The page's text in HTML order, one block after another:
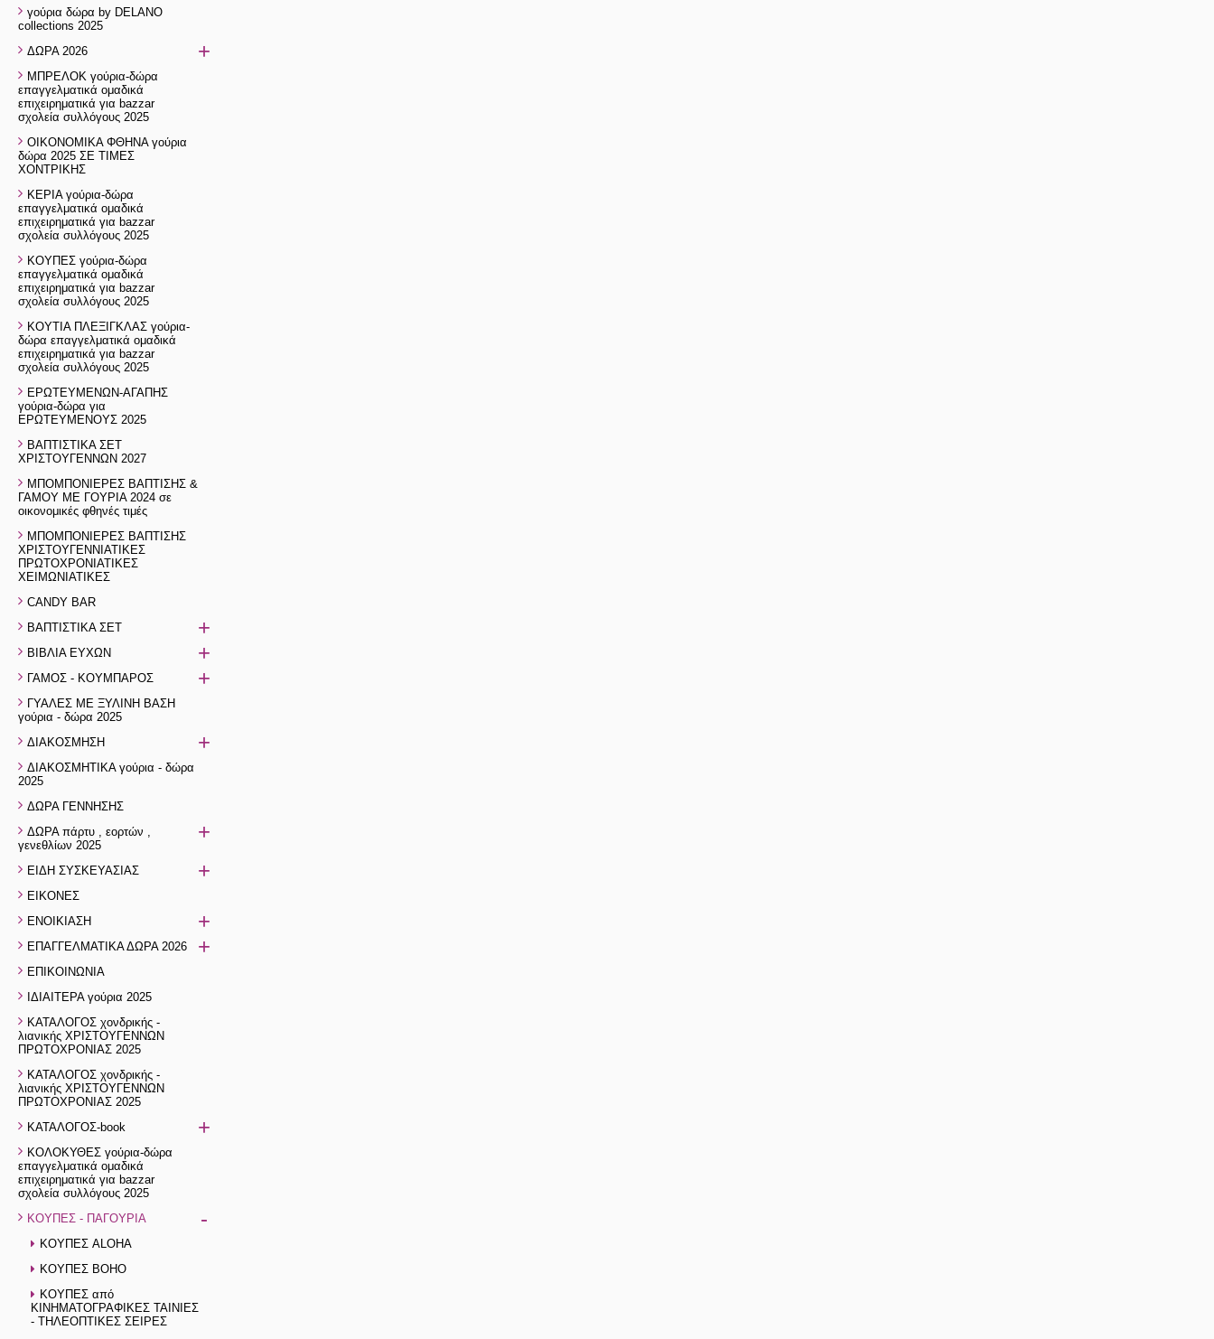
γούρια δώρα by DELANO
collections 2025
ΔΩΡΑ 2026
+
ΜΠΡΕΛΟΚ γούρια-δώρα
επαγγελματικά ομαδικά
επιχειρηματικά για bazzar
σχολεία συλλόγους 2025
ΟΙΚΟΝΟΜΙΚΑ ΦΘΗΝΑ γούρια
δώρα 2025 ΣΕ ΤΙΜΕΣ
ΧΟΝΤΡΙΚΗΣ
ΚΕΡΙΑ γούρια-δώρα
επαγγελματικά ομαδικά
επιχειρηματικά για bazzar
σχολεία συλλόγους 2025
ΚΟΥΠΕΣ γούρια-δώρα
επαγγελματικά ομαδικά
επιχειρηματικά για bazzar
σχολεία συλλόγους 2025
ΚΟΥΤΙΑ ΠΛΕΞΙΓΚΛΑΣ γούρια-
δώρα επαγγελματικά ομαδικά
επιχειρηματικά για bazzar
σχολεία συλλόγους 2025
ΕΡΩΤΕΥΜΕΝΩΝ-ΑΓΑΠΗΣ
γούρια-δώρα για
ΕΡΩΤΕΥΜΕΝΟΥΣ 2025
ΒΑΠΤΙΣΤΙΚΑ ΣΕΤ
ΧΡΙΣΤΟΥΓΕΝΝΩΝ 2027
ΜΠΟΜΠΟΝΙΕΡΕΣ ΒΑΠΤΙΣΗΣ &
ΓΑΜΟΥ ΜΕ ΓΟΥΡΙΑ 2024 σε
οικονομικές φθηνές τιμές
ΜΠΟΜΠΟΝΙΕΡΕΣ ΒΑΠΤΙΣΗΣ
ΧΡΙΣΤΟΥΓΕΝΝΙΑΤΙΚΕΣ
ΠΡΩΤΟΧΡΟΝΙΑΤΙΚΕΣ
ΧΕΙΜΩΝΙΑΤΙΚΕΣ
CANDY BAR
ΒΑΠΤΙΣΤΙΚΑ ΣΕΤ
+
ΒΙΒΛΙΑ ΕΥΧΩΝ +
ΓΑΜΟΣ - ΚΟΥΜΠΑΡΟΣ +
ΓΥΑΛΕΣ ΜΕ ΞΥΛΙΝΗ ΒΑΣΗ
γούρια - δώρα 2025
ΔΙΑΚΟΣΜΗΣΗ
+
ΔΙΑΚΟΣΜΗΤΙΚΑ γούρια - δώρα
2025
ΔΩΡΑ ΓΕΝΝΗΣΗΣ
ΔΩΡΑ πάρτυ , εορτών ,
γενεθλίων 2025
+
ΕΙΔΗ ΣΥΣΚΕΥΑΣΙΑΣ +
ΕΙΚΟΝΕΣ
ΕΝΟΙΚΙΑΣΗ
+
ΕΠΑΓΓΕΛΜΑΤΙΚΑ ΔΩΡΑ 2026 +
ΕΠΙΚΟΙΝΩΝΙΑ
ΙΔΙΑΙΤΕΡΑ γούρια 2025
ΚΑΤΑΛΟΓΟΣ χονδρικής -
λιανικής ΧΡΙΣΤΟΥΓΕΝΝΩΝ
ΠΡΩΤΟΧΡΟΝΙΑΣ 2025
ΚΑΤΑΛΟΓΟΣ χονδρικής -
λιανικής ΧΡΙΣΤΟΥΓΕΝΝΩΝ
ΠΡΩΤΟΧΡΟΝΙΑΣ 2025
ΚΑΤΑΛΟΓΟΣ-book
+
ΚΟΛΟΚΥΘΕΣ γούρια-δώρα
επαγγελματικά ομαδικά
επιχειρηματικά για bazzar
σχολεία συλλόγους 2025
ΚΟΥΠΕΣ - ΠΑΓΟΥΡΙΑ
-
ΚΟΥΠΕΣ ALOHA
ΚΟΥΠΕΣ BOHO
ΚΟΥΠΕΣ από
ΚΙΝΗΜΑΤΟΓΡΑΦΙΚΕΣ ΤΑΙΝΙΕΣ
- ΤΗΛΕΟΠΤΙΚΕΣ ΣΕΙΡΕΣ